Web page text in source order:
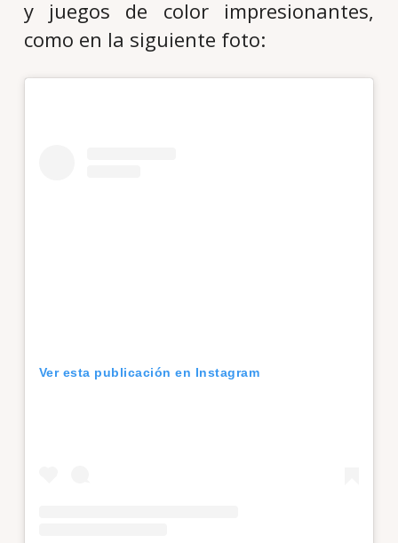
y juegos de color impresionantes,
como en la siguiente foto:
Ver esta publicación en Instagram